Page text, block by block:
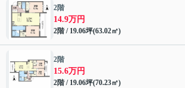
2階
14.9万円
2階 / 19.06坪(63.02㎡)
2階
15.6万円
2階 / 19.06坪(70.23㎡)